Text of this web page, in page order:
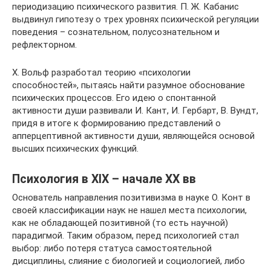
периодизацию психического развития. П. Ж. Кабанис
выдвинул гипотезу о трех уровнях психической регуляции
поведения – сознательном, полусознательном и
рефлекторном.
Х. Вольф разработал теорию «психологии
способностей», пытаясь найти разумное обоснование
психических процессов. Его идею о спонтанной
активности души развивали И. Кант, И. Гербарт, В. Вундт,
придя в итоге к формированию представлений о
апперцептивной активности души, являющейся основой
высших психических функций.
Психология в ХIХ – начале ХХ вв
Основатель направления позитивизма в науке О. Конт в
своей классификации наук не нашел места психологии,
как не обладающей позитивной (то есть научной)
парадигмой. Таким образом, перед психологией стал
выбор: либо потеря статуса самостоятельной
дисциплины, слияние с биологией и социологией, либо